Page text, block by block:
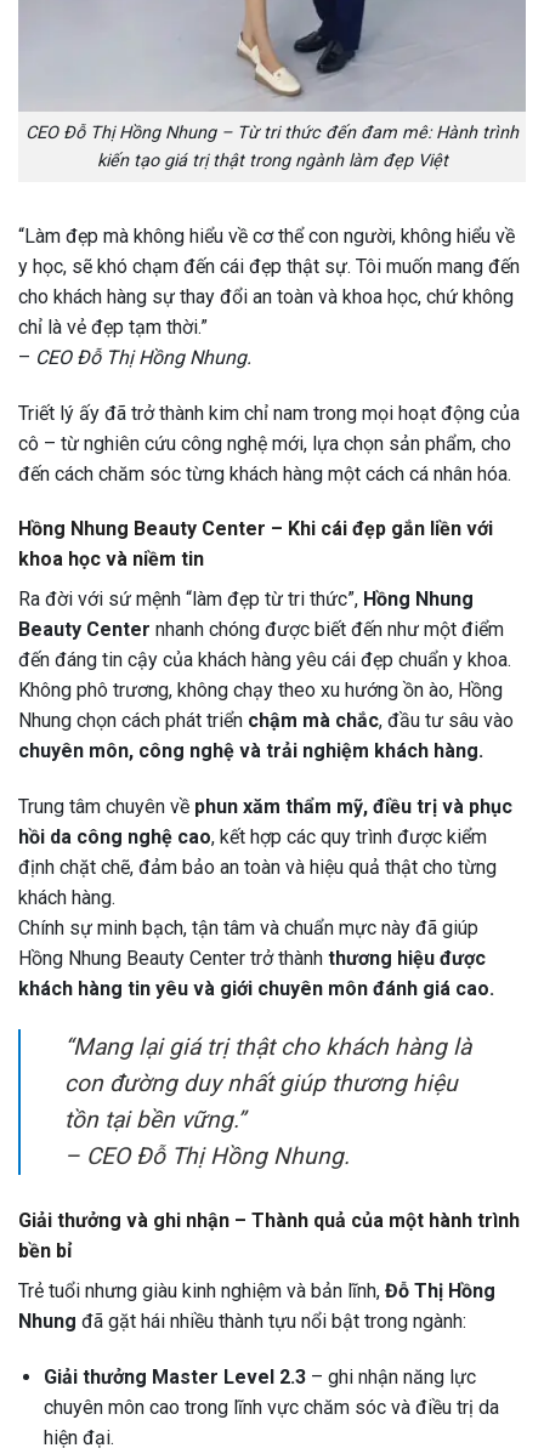
CEO Đỗ Thị Hồng Nhung – Từ tri thức đến đam mê: Hành trình
kiến tạo giá trị thật trong ngành làm đẹp Việt
“Làm đẹp mà không hiểu về cơ thể con người, không hiểu về
y học, sẽ khó chạm đến cái đẹp thật sự. Tôi muốn mang đến
cho khách hàng sự thay đổi an toàn và khoa học, chứ không
chỉ là vẻ đẹp tạm thời.”
– CEO Đỗ Thị Hồng Nhung.
Triết lý ấy đã trở thành kim chỉ nam trong mọi hoạt động của
cô – từ nghiên cứu công nghệ mới, lựa chọn sản phẩm, cho
đến cách chăm sóc từng khách hàng một cách cá nhân hóa.
Hồng Nhung Beauty Center – Khi cái đẹp gắn liền với
khoa học và niềm tin
Ra đời với sứ mệnh “làm đẹp từ tri thức”, Hồng Nhung
Beauty Center nhanh chóng được biết đến như một điểm
đến đáng tin cậy của khách hàng yêu cái đẹp chuẩn y khoa.
Không phô trương, không chạy theo xu hướng ồn ào, Hồng
Nhung chọn cách phát triển chậm mà chắc, đầu tư sâu vào
chuyên môn, công nghệ và trải nghiệm khách hàng.
Trung tâm chuyên về phun xăm thẩm mỹ, điều trị và phục
hồi da công nghệ cao, kết hợp các quy trình được kiểm
định chặt chẽ, đảm bảo an toàn và hiệu quả thật cho từng
khách hàng.
Chính sự minh bạch, tận tâm và chuẩn mực này đã giúp
Hồng Nhung Beauty Center trở thành thương hiệu được
khách hàng tin yêu và giới chuyên môn đánh giá cao.
“Mang lại giá trị thật cho khách hàng là
con đường duy nhất giúp thương hiệu
tồn tại bền vững.”
– CEO Đỗ Thị Hồng Nhung.
Giải thưởng và ghi nhận – Thành quả của một hành trình
bền bỉ
Trẻ tuổi nhưng giàu kinh nghiệm và bản lĩnh, Đỗ Thị Hồng
Nhung đã gặt hái nhiều thành tựu nổi bật trong ngành:
Giải thưởng Master Level 2.3– ghi nhận năng lực
chuyên môn cao trong lĩnh vực chăm sóc và điều trị da
hiện đại.